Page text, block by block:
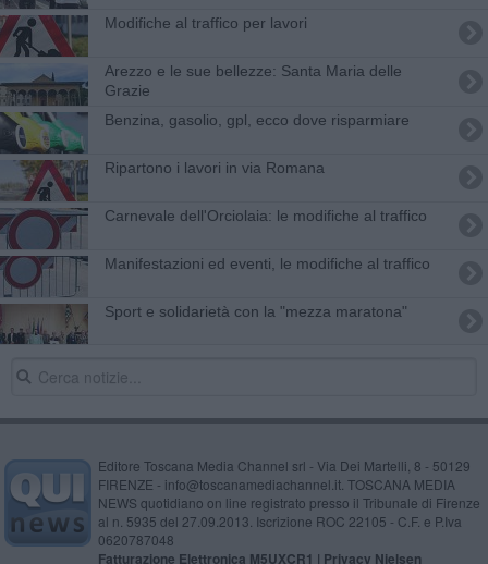
Modifiche al traffico per lavori
Arezzo e le sue bellezze: Santa Maria delle
Grazie
​Benzina, gasolio, gpl, ecco dove risparmiare
Ripartono i lavori in via Romana
Carnevale dell'Orciolaia: le modifiche al traffico
Manifestazioni ed eventi, le modifiche al traffico
Sport e solidarietà con la "mezza maratona"
Editore Toscana Media Channel srl - Via Dei Martelli, 8 - 50129
FIRENZE - info@toscanamediachannel.it. TOSCANA MEDIA
NEWS quotidiano on line registrato presso il Tribunale di Firenze
al n. 5935 del 27.09.2013. Iscrizione ROC 22105 - C.F. e P.Iva
0620787048
Fatturazione Elettronica M5UXCR1 | Privacy Nielsen